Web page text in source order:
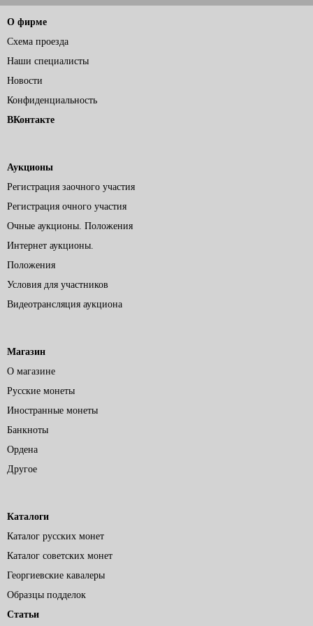
О фирме
Схема проезда
Наши специалисты
Новости
Конфиденциальность
ВКонтакте
Аукционы
Регистрация заочного участия
Регистрация очного участия
Очные аукционы. Положения
Интернет аукционы.
Положения
Условия для участников
Видеотрансляция аукциона
Магазин
О магазине
Русские монеты
Иностранные монеты
Банкноты
Ордена
Другое
Каталоги
Каталог русских монет
Каталог советских монет
Георгиевские кавалеры
Образцы подделок
Статьи